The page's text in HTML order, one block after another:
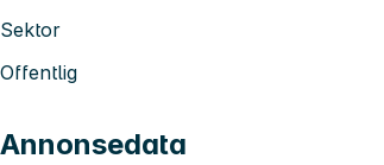
Sektor
Offentlig
Annonsedata